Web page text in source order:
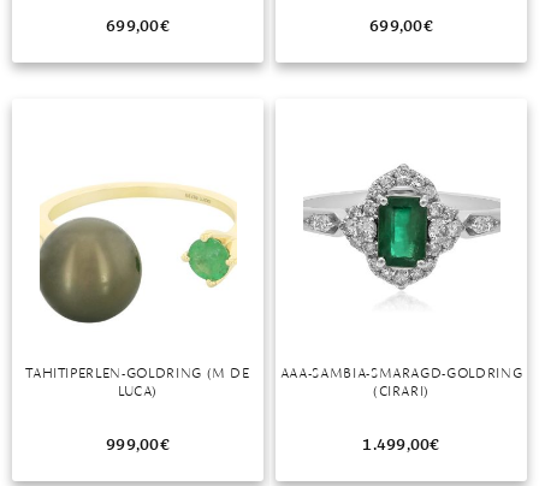
699,00€ 699,00€
TAHITIPERLEN-GOLDRING (M DE
LUCA)
999,00€
AAA-SAMBIA-SMARAGD-GOLDRING
(CIRARI)
1.499,00€